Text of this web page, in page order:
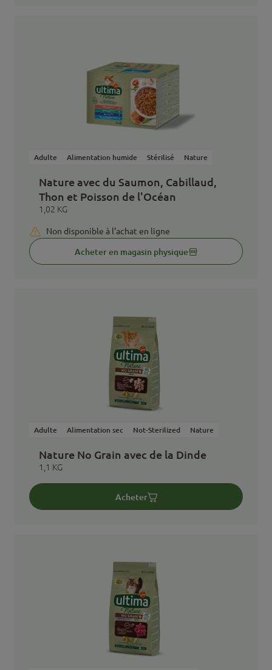
Adulte Alimentation humide Stérilisé Nature
Nature avec du Saumon, Cabillaud,
Thon et Poisson de l'Océan
1,02 KG
Non disponible à l’achat en ligne
Acheter en magasin physique
Adulte Alimentation sec Not-Sterilized Nature
Nature No Grain avec de la Dinde
1,1 KG
Acheter